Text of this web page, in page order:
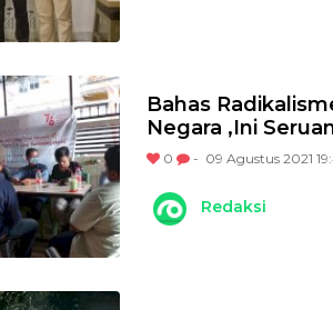
Bahas
Negara ,Ini
0 - 09 Agustus 2021
Redaksi